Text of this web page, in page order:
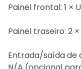
Painel frontal: 1 ×
Painel traseiro: 2 ×
Entrada/saída de